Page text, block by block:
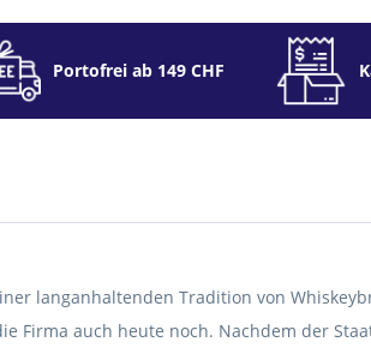
Portofrei ab 149 CHF
langanhaltenden Tradition von
auch heute noch. Nachdem der